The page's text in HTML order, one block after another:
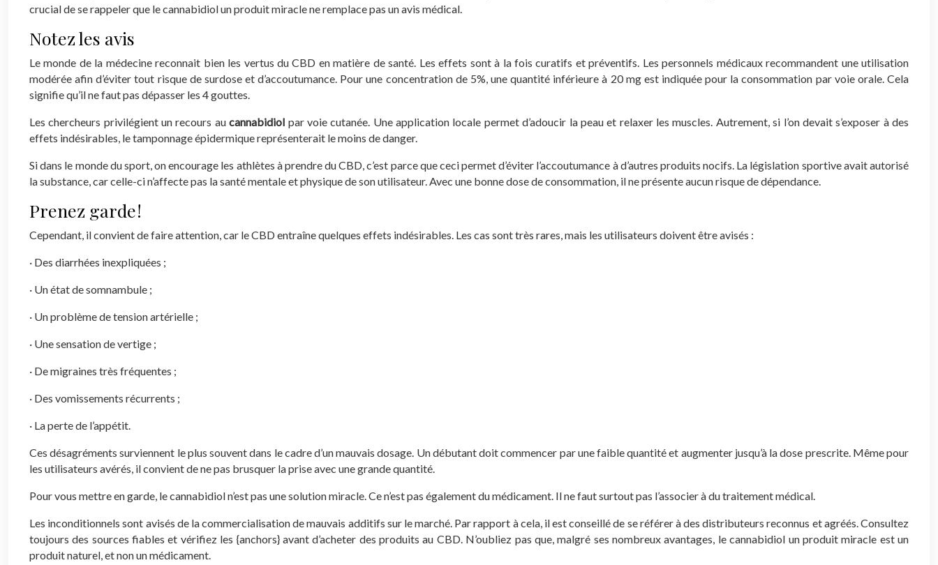
crucial de se rappeler que le cannabidiol un produit miracle ne remplace pas un avis médical.
Notez les avis
Le monde de la médecine reconnait bien les vertus du CBD en matière de santé. Les effets sont à la fois curatifs et préventifs. Les personnels médicaux recommandent une utilisation
modérée afin d’éviter tout risque de surdose et d’accoutumance. Pour une concentration de 5%, une quantité inférieure à 20 mg est indiquée pour la consommation par voie orale. Cela
signifie qu’il ne faut pas dépasser les 4 gouttes.
Les chercheurs privilégient un recours aucannabidiol par voie cutanée. Une application locale permet d’adoucir la peau et relaxer les muscles. Autrement, si l’on devait s’exposer à des
effets indésirables, le tamponnage épidermique représenterait le moins de danger.
Si dans le monde du sport, on encourage les athlètes à prendre du CBD, c’est parce que ceci permet d’éviter l’accoutumance à d’autres produits nocifs. La législation sportive avait autorisé
la substance, car celle-ci n’affecte pas la santé mentale et physique de son utilisateur. Avec une bonne dose de consommation, il ne présente aucun risque de dépendance.
Prenez garde !
Cependant, il convient de faire attention, car le CBD entraîne quelques effets indésirables. Les cas sont très rares, mais les utilisateurs doivent être avisés :
· Des diarrhées inexpliquées ;
· Un état de somnambule ;
· Un problème de tension artérielle ;
· Une sensation de vertige ;
· De migraines très fréquentes ;
· Des vomissements récurrents ;
· La perte de l’appétit.
Ces désagréments surviennent le plus souvent dans le cadre d’un mauvais dosage. Un débutant doit commencer par une faible quantité et augmenter jusqu’à la dose prescrite. Même pour
les utilisateurs avérés, il convient de ne pas brusquer la prise avec une grande quantité.
Pour vous mettre en garde, le cannabidiol n’est pas une solution miracle. Ce n’est pas également du médicament. Il ne faut surtout pas l’associer à du traitement médical.
Les inconditionnels sont avisés de la commercialisation de mauvais additifs sur le marché. Par rapport à cela, il est conseillé de se référer à des distributeurs reconnus et agréés. Consultez
toujours des sources fiables et vérifiez les {anchors} avant d’acheter des produits au CBD. N’oubliez pas que, malgré ses nombreux avantages, le cannabidiol un produit miracle est un
produit naturel, et non un médicament.